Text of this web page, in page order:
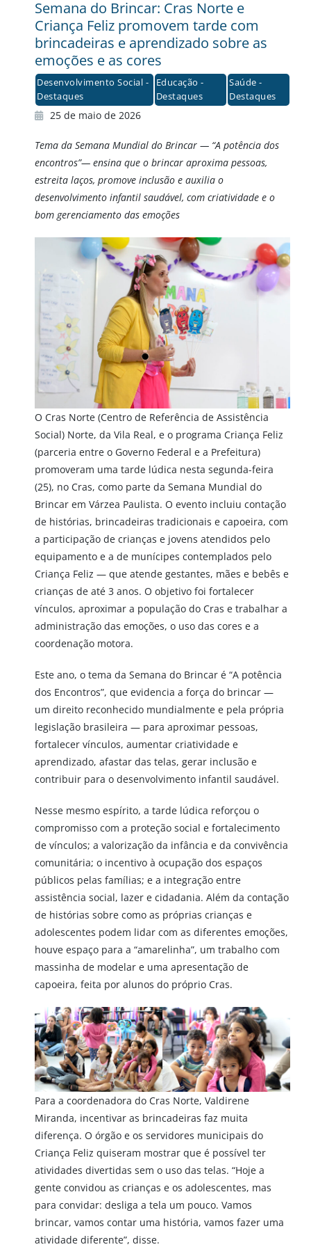
Semana do Brincar: Cras Norte e
Criança Feliz promovem tarde com
brincadeiras e aprendizado sobre as
emoções e as cores
Desenvolvimento Social -
Destaques
Educação -
Destaques
Saúde -
Destaques
25 de maio de 2026
Tema da Semana Mundial do Brincar — “A potência dos
encontros”— ensina que o brincar aproxima pessoas,
estreita laços, promove inclusão e auxilia o
desenvolvimento infantil saudável, com criatividade e o
bom gerenciamento das emoções
O Cras Norte (Centro de Referência de Assistência
Social) Norte, da Vila Real, e o programa Criança Feliz
(parceria entre o Governo Federal e a Prefeitura)
promoveram uma tarde lúdica nesta segunda-feira
(25), no Cras, como parte da Semana Mundial do
Brincar em Várzea Paulista. O evento incluiu contação
de histórias, brincadeiras tradicionais e capoeira, com
a participação de crianças e jovens atendidos pelo
equipamento e a de munícipes contemplados pelo
Criança Feliz — que atende gestantes, mães e bebês e
crianças de até 3 anos. O objetivo foi fortalecer
vínculos, aproximar a população do Cras e trabalhar a
administração das emoções, o uso das cores e a
coordenação motora.
Este ano, o tema da Semana do Brincar é “A potência
dos Encontros”, que evidencia a força do brincar —
um direito reconhecido mundialmente e pela própria
legislação brasileira — para aproximar pessoas,
fortalecer vínculos, aumentar criatividade e
aprendizado, afastar das telas, gerar inclusão e
contribuir para o desenvolvimento infantil saudável.
Nesse mesmo espírito, a tarde lúdica reforçou o
compromisso com a proteção social e fortalecimento
de vínculos; a valorização da infância e da convivência
comunitária; o incentivo à ocupação dos espaços
públicos pelas famílias; e a integração entre
assistência social, lazer e cidadania. Além da contação
de histórias sobre como as próprias crianças e
adolescentes podem lidar com as diferentes emoções,
houve espaço para a “amarelinha”, um trabalho com
massinha de modelar e uma apresentação de
capoeira, feita por alunos do próprio Cras.
Para a coordenadora do Cras Norte, Valdirene
Miranda, incentivar as brincadeiras faz muita
diferença. O órgão e os servidores municipais do
Criança Feliz quiseram mostrar que é possível ter
atividades divertidas sem o uso das telas. “Hoje a
gente convidou as crianças e os adolescentes, mas
para convidar: desliga a tela um pouco. Vamos
brincar, vamos contar uma história, vamos fazer uma
atividade diferente”, disse.